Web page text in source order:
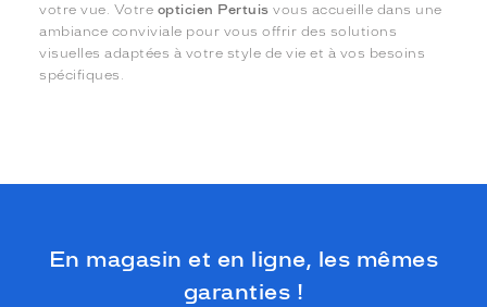
votre vue. Votre opticien Pertuis vous accueille dans une
ambiance conviviale pour vous offrir des solutions
visuelles adaptées à votre style de vie et à vos besoins
spécifiques.
En magasin et en ligne, les mêmes
garanties !